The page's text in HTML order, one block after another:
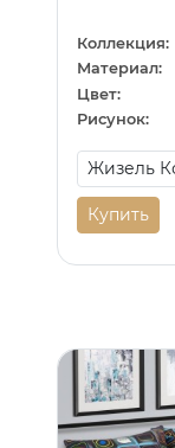
Коллекция:
Материал:
Цвет:
Рисунок:
Купить